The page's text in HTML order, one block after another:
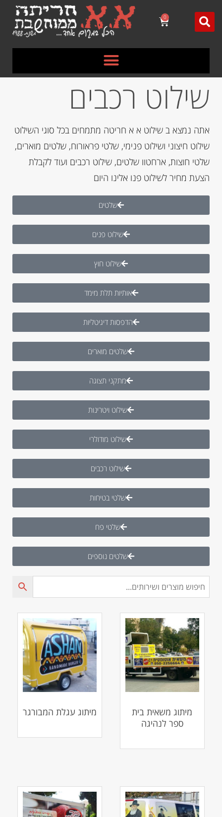
0
שילוט רכבים
אתה נמצא ב שילוט א א חריטה מתמחים בכל סוגי השילוט
שילוט חיצוני ושילוט פנימי, שלטי פראורוח, שלטים מוארים,
שלטי חוצות, ארחטוו שלטים, שילוט רכבים ועוד לקבלת
הצעת מחיר לשילוט פנו אלינו היום
שלטים
שילוט פנים
שילוט חוץ
אותיות תלת מימד
הדפסות דיגיטליות
שלטים מוארים
מתקני תצוגה
שילוט ויטרינות
שילוט מודולרי
שילוט רכבים
שלטי בטיחות
שלטי פח
שלטים נוספים
מיתוג משאית בית
ספר לנהיגה
מיתוג עגלת המבורגר